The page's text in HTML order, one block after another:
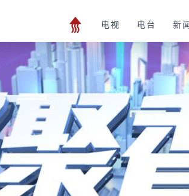
电视 电台 新闻